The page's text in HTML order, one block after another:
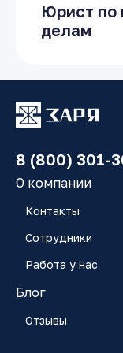
Юрист по
делам
проблемами
массу и
юрист
или факт
причинам
не получить
8 (800) 301-
О компании
Контакты
Сотрудники
Работа у нас
Блог
Отзывы